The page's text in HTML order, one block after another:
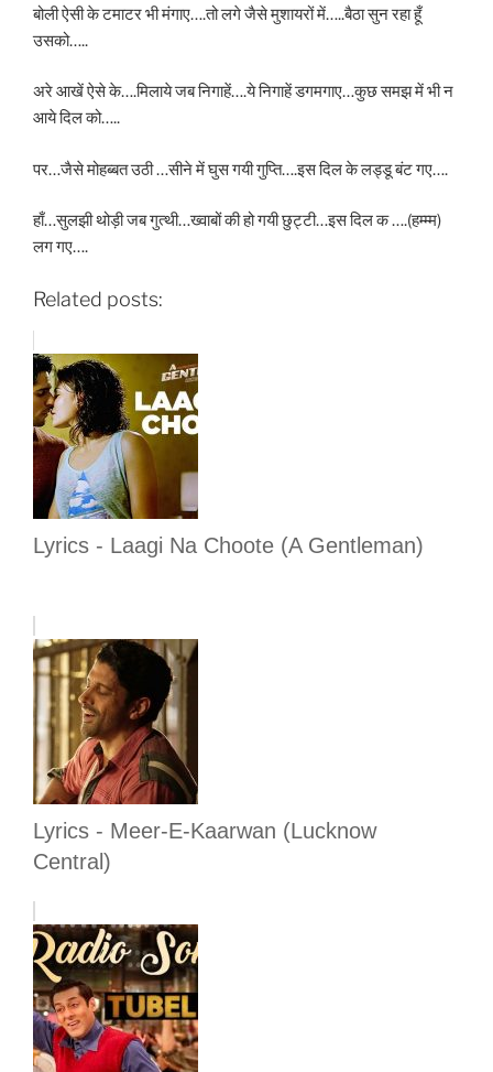
बोली ऐसी के टमाटर भी मंगाए….तो लगे जैसे मुशायरों में…..बैठा सुन रहा हूँ
उसको…..
अरे आखें ऐसे के….मिलाये जब निगाहें….ये निगाहें डगमगाए…कुछ समझ में भी न
आये दिल को…..
पर…जैसे मोहब्बत उठी …सीने में घुस गयी गुप्ति….इस दिल के लड्डू बंट गए….
हाँ…सुलझी थोड़ी जब गुत्थी…ख्वाबों की हो गयी छुट्टी…इस दिल क ….(हम्म्म)
लग गए….
Related posts:
Lyrics - Laagi Na Choote (A Gentleman)
Lyrics - Meer-E-Kaarwan (Lucknow
Central)